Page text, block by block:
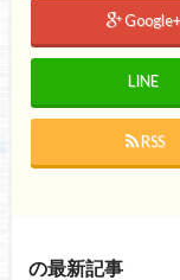
LINE
RSS
の最新記事